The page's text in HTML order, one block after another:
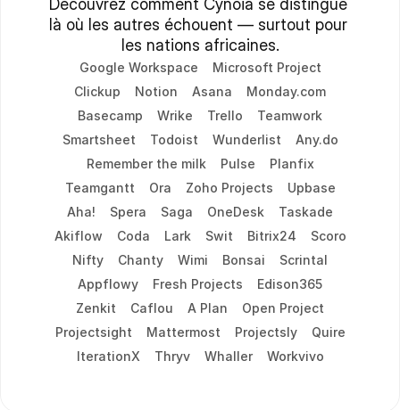
Découvrez comment Cynoia se distingue
là où les autres échouent — surtout pour
les nations africaines.
Google Workspace
Microsoft Project
Clickup
Notion Asana
Monday.com
Basecamp
Wrike Trello
Teamwork
Smartsheet
Todoist Wunderlist
Any.do
Remember the milk
Pulse
Planfix
Teamgantt
Ora Zoho Projects
Upbase
Aha!
Spera Saga OneDesk
Taskade
Akiflow
Coda Lark Swit Bitrix24
Scoro
Nifty
Chanty Wimi Bonsai
Scrintal
Appflowy
Fresh Projects
Edison365
Zenkit
Caflou A Plan
Open Project
Projectsight
Mattermost Projectsly
Quire
IterationX
Thryv Whaller Workvivo